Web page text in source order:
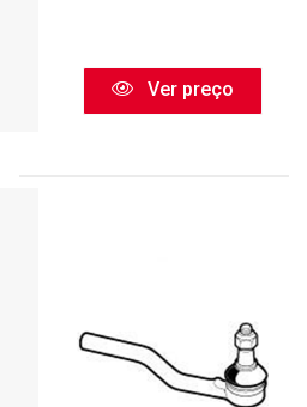
Ver preço